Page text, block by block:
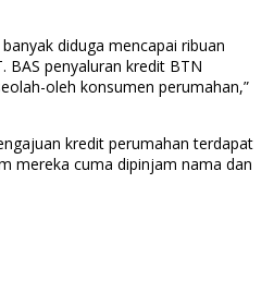
diduga mencapai ribuan
BAS penyaluran kredit BTN
oleh konsumen perumahan,”
kredit perumahan terdapat
mereka cuma dipinjam nama dan